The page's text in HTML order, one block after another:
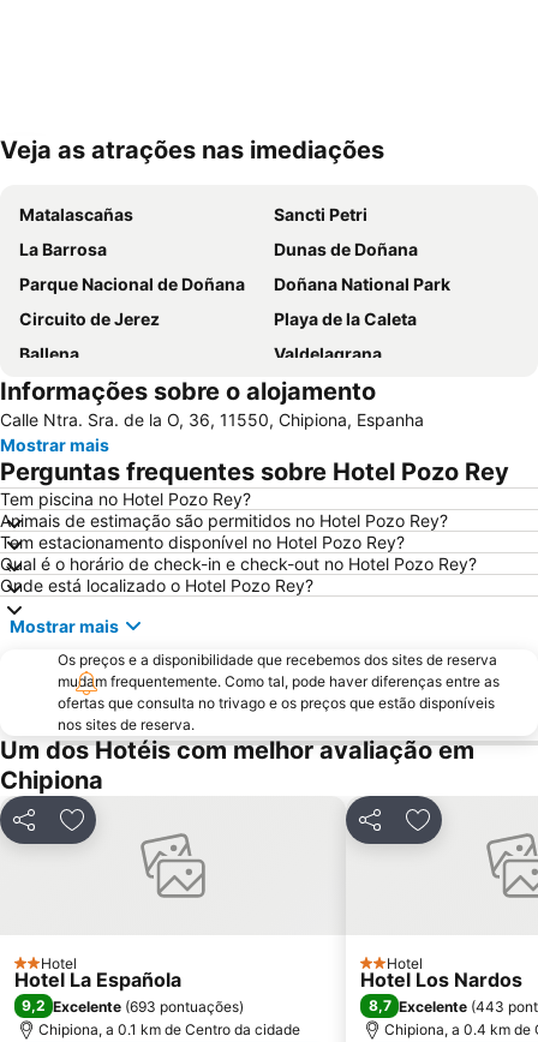
Ampliar mapa
Veja as atrações nas imediações
Matalascañas
Sancti Petri
La Barrosa
Dunas de Doñana
Parque Nacional de Doñana
Doñana National Park
Circuito de Jerez
Playa de la Caleta
Ballena
Valdelagrana
Playa de Levante
Cádiz Virtual
El Puerto de Santa María Basin
Puerto de la Bahía de Cádiz
Estación de Ferrocarril de Cádiz
Victoria Beach
La Ballena
El Rompidillo
Playa de la Calzada
Ayuntamiento
Feria del Caballo
Cuesta Maneli
Cortadura Beach
Castillo de Sancti Petri
Torre del Loro
Cruz del Mar
Real Plaza de Toros
Catedral de Jerez de la Frontera
La Albarizuela o San Pedro
El Portal
El Torno
Baluarte de la Candelaria
Playa El Chato
Parque Comercial Bahía Sur
Bajo de Guía
Plaza de las Flores
Puerto de Chipiona
De las Tres Piedras
De la Jara
Plaza de los Cisnes
Informações sobre o alojamento
Calle Ntra. Sra. de la O, 36, 11550, Chipiona, Espanha
Mostrar mais
Perguntas frequentes sobre Hotel Pozo Rey
Tem piscina no Hotel Pozo Rey?
Animais de estimação são permitidos no Hotel Pozo Rey?
Tem estacionamento disponível no Hotel Pozo Rey?
Qual é o horário de check-in e check-out no Hotel Pozo Rey?
Onde está localizado o Hotel Pozo Rey?
Mostrar mais
Os preços e a disponibilidade que recebemos dos sites de reserva
mudam frequentemente. Como tal, pode haver diferenças entre as
ofertas que consulta no trivago e os preços que estão disponíveis
nos sites de reserva.
Um dos Hotéis com melhor avaliação em
Chipiona
PartilharAdicionar aos favoritos
2 Estrelas
Hotel
Hotel La Española
9,2 Excelente (693 pontuações)
Chipiona, a 0.1 km de Centro da cidade
PartilharAdicionar
2 Estrelas
Hotel
Hotel Los Nardos
8,7 Excelente (443
Chipiona, a 0.4 km de